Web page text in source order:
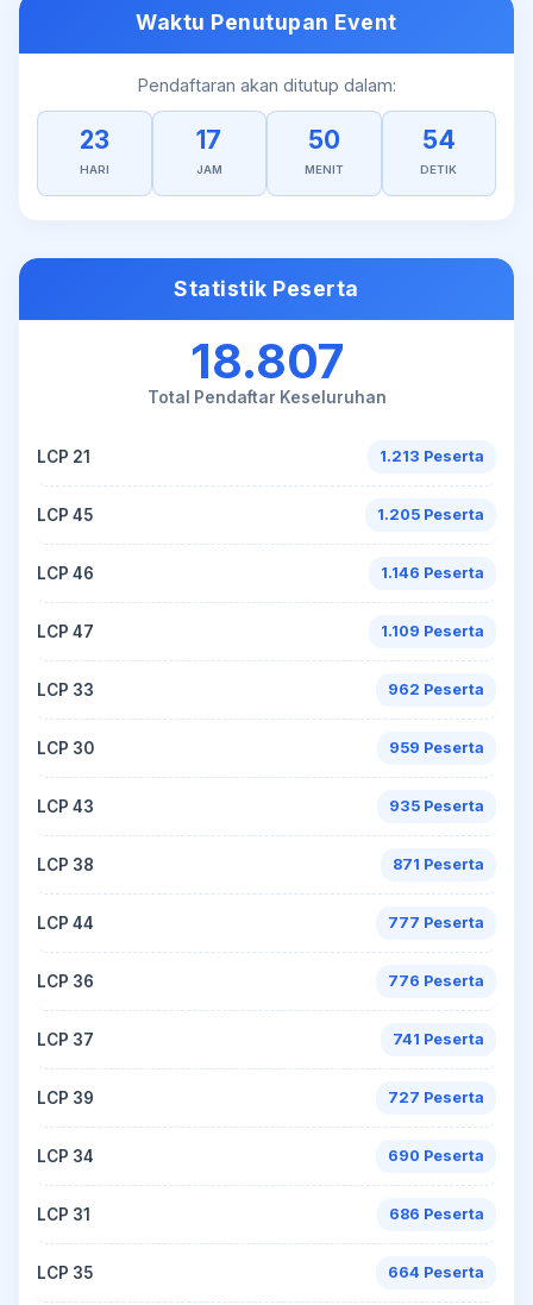
Waktu Penutupan Event
Pendaftaran akan ditutup dalam:
23
HARI
17
JAM
50
MENIT
54
DETIK
Statistik Peserta
18.807
Total Pendaftar Keseluruhan
LCP 21 1.213 Peserta
LCP 45 1.205 Peserta
LCP 46 1.146 Peserta
LCP 47 1.109 Peserta
LCP 33 962 Peserta
LCP 30 959 Peserta
LCP 43 935 Peserta
LCP 38 871 Peserta
LCP 44 777 Peserta
LCP 36 776 Peserta
LCP 37 741 Peserta
LCP 39 727 Peserta
LCP 34 690 Peserta
LCP 31 686 Peserta
LCP 35 664 Peserta